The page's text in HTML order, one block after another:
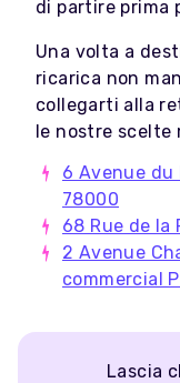
di partire prima
Una volta a
ricarica non
collegarti alla
le nostre scelte
6 Avenue du
78000
68 Rue de la
2 Avenue
commercial
Lascia